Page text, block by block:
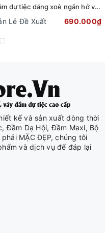
Đầm dự tiệc dáng xoè ngắn hở vai cột nơ sang trọng (TẶNG KÈM QUẦN SHORT) (Đen)
Lẻ Đề Xuất 690.000₫
kế và sản xuất dòng thời
Đầm Dạ Hội, Đầm Maxi, Bộ
MẶC ĐẸP, chúng tôi
và dịch vụ để đáp lại